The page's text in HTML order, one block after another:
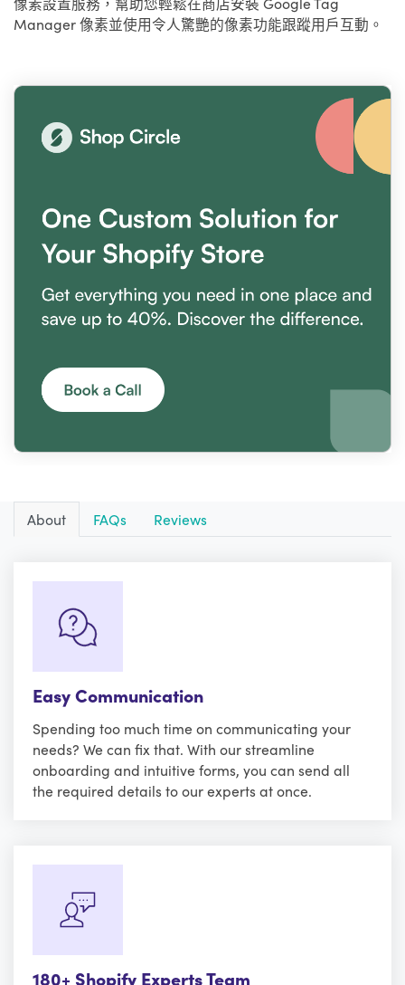
Manager 像素並使用令人驚艷的像素功能跟蹤用戶互動。
About FAQs Reviews
Easy Communication
Spending too much time on communicating your
needs? We can fix that. With our streamline
onboarding and intuitive forms, you can send all
the required details to our experts at once.
180+ Shopify Experts Team